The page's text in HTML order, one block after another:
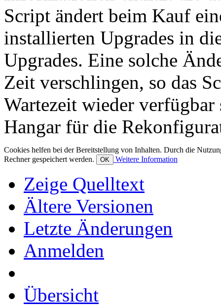
Script ändert beim Kauf
installierten Upgrades in
Upgrades. Eine solche
Zeit verschlingen, so das
Wartezeit wieder
Hangar für die
Cookies helfen bei der Bereitstellung von Inhalten. Durch die
Rechner gespeichert werden.
OK Weitere Information
Zeige Quelltext
Ältere Versionen
Letzte Änderungen
Anmelden
Übersicht